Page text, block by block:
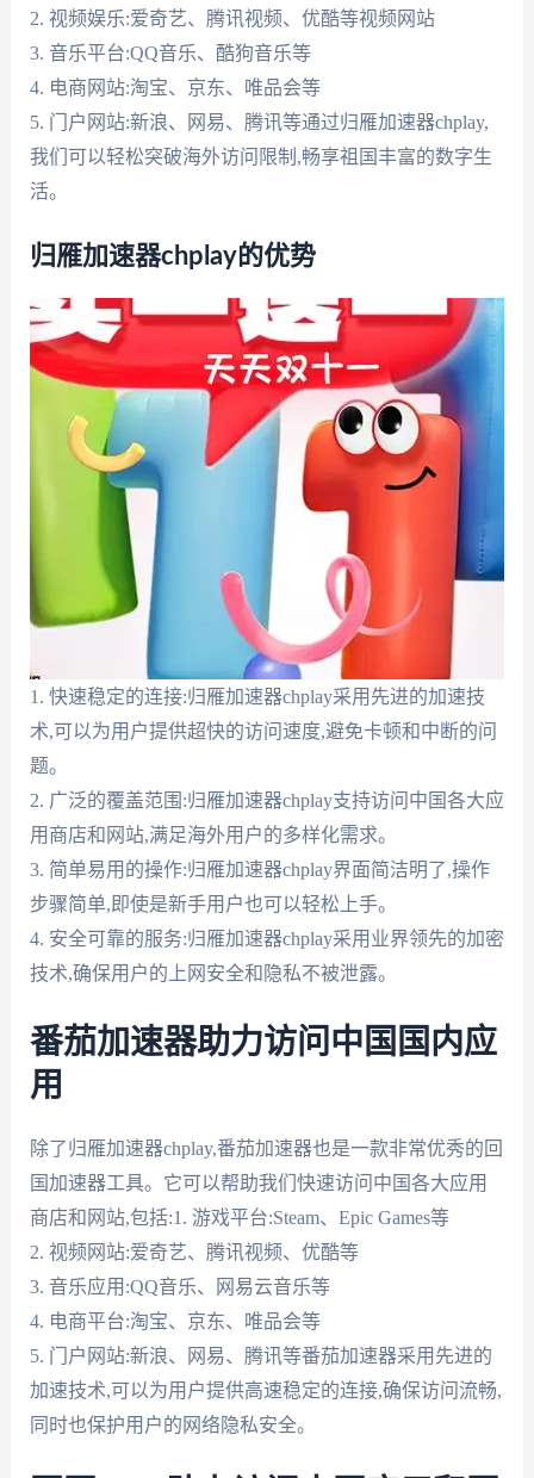
2. 视频娱乐:爱奇艺、腾讯视频、优酷等视频网站
3. 音乐平台:QQ音乐、酷狗音乐等
4. 电商网站:淘宝、京东、唯品会等
5. 门户网站:新浪、网易、腾讯等通过归雁加速器chplay,
我们可以轻松突破海外访问限制,畅享祖国丰富的数字生
活。
归雁加速器chplay的优势
1. 快速稳定的连接:归雁加速器chplay采用先进的加速技
术,可以为用户提供超快的访问速度,避免卡顿和中断的问
题。
2. 广泛的覆盖范围:归雁加速器chplay支持访问中国各大应
用商店和网站,满足海外用户的多样化需求。
3. 简单易用的操作:归雁加速器chplay界面简洁明了,操作
步骤简单,即使是新手用户也可以轻松上手。
4. 安全可靠的服务:归雁加速器chplay采用业界领先的加密
技术,确保用户的上网安全和隐私不被泄露。
番茄加速器助力访问中国国内应
用
除了归雁加速器chplay,番茄加速器也是一款非常优秀的回
国加速器工具。它可以帮助我们快速访问中国各大应用
商店和网站,包括:1. 游戏平台:Steam、Epic Games等
2. 视频网站:爱奇艺、腾讯视频、优酷等
3. 音乐应用:QQ音乐、网易云音乐等
4. 电商平台:淘宝、京东、唯品会等
5. 门户网站:新浪、网易、腾讯等番茄加速器采用先进的
加速技术,可以为用户提供高速稳定的连接,确保访问流畅,
同时也保护用户的网络隐私安全。